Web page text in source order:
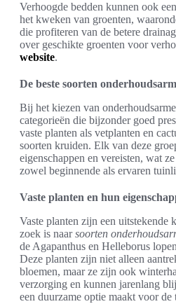
Verhoogde bedden kunnen ook
het kweken van groenten,
die profiteren van de betere
over geschikte groenten voor
website.
De beste soorten
Bij het kiezen van
categorieën die bijzonder goed
vaste planten als vetplanten en
soorten kruiden. Elk van deze
eigenschappen en vereisten, wat
zowel beginnende als ervaren
Vaste planten en hun
Vaste planten zijn een uitstekende
zoek is naarsoorten
de Agapanthus en Helleborus
Deze planten zijn niet alleen
bloemen, maar ze zijn ook
verzorging en kunnen jarenlang
een duurzame optie maakt voor de